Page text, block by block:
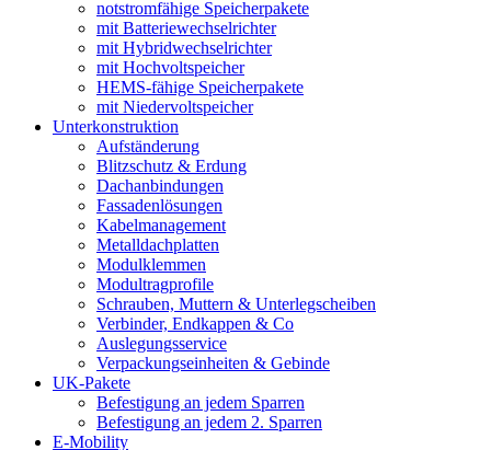
notstromfähige Speicherpakete
mit Batteriewechselrichter
mit Hybridwechselrichter
mit Hochvoltspeicher
HEMS-fähige Speicherpakete
mit Niedervoltspeicher
Unterkonstruktion
Aufständerung
Blitzschutz & Erdung
Dachanbindungen
Fassadenlösungen
Kabelmanagement
Metalldachplatten
Modulklemmen
Modultragprofile
Schrauben, Muttern & Unterlegscheiben
Verbinder, Endkappen & Co
Auslegungsservice
Verpackungseinheiten & Gebinde
UK-Pakete
Befestigung an jedem Sparren
Befestigung an jedem 2. Sparren
E-Mobility